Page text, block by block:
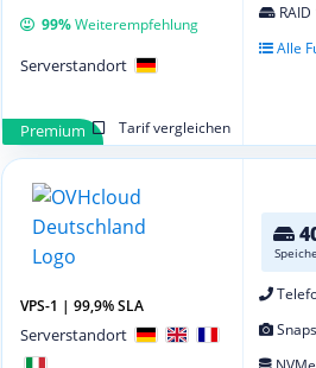
RAID
Alle
Premium Tarif vergleichen
99%Weiterempfehlung
Serverstandort
VPS-1 | 99,9% SLA
Serverstandort